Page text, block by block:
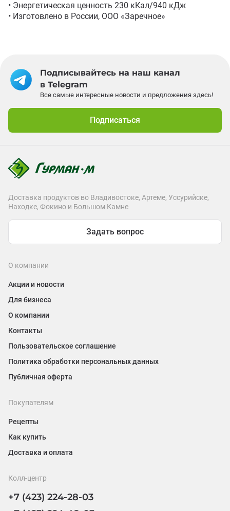
• Энергетическая ценность 230 кКал/940 кДж
• Изготовлено в России, ООО «Заречное»
Подписывайтесь на наш канал
в Telegram
Все самые интересные новости и предложения здесь!
Подписаться
О компании
Акции и новости
Для бизнеса
О компании
Контакты
Пользовательское соглашение
Политика обработки персональных данных
Публичная оферта
Покупателям
Рецепты
Как купить
Доставка и оплата
Колл-центр
+7 (423) 224-28-03
Доставка продуктов во Владивостоке, Артеме, Уссурийске,
Находке, Фокино и Большом Камне
Задать вопрос